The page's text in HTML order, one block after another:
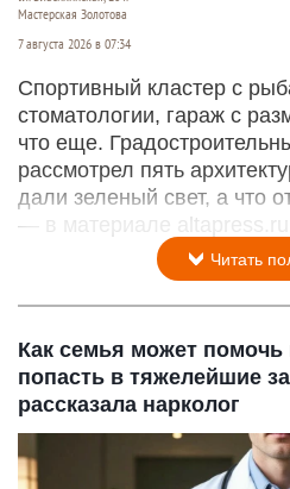
Мастерская Золотова
7 августа 2026 в 07:34
Спортивный кластер с
стоматологии, гараж с
что еще.
рассмотрел пять
дали зеленый свет, а что
— в материале altapress.ru.
Читать
Как семья может помочь
попасть в тяжелейшие
рассказала нарколог